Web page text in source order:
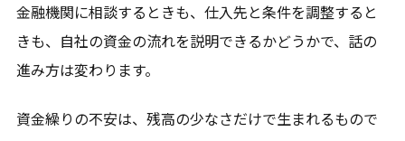
金融機関に相談するときも、仕入先と条件を調整すると
きも、自社の資金の流れを説明できるかどうかで、話の
進み方は変わります。
資金繰りの不安は、残高の少なさだけで生まれるもので